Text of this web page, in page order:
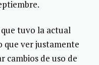
tuvo la actual
que ver justamente
cambios de uso de